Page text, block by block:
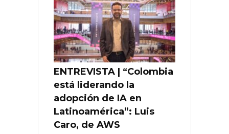
ENTREVISTA | “Colombia
está liderando la
adopción de IA en
Latinoamérica”: Luis
Caro, de AWS